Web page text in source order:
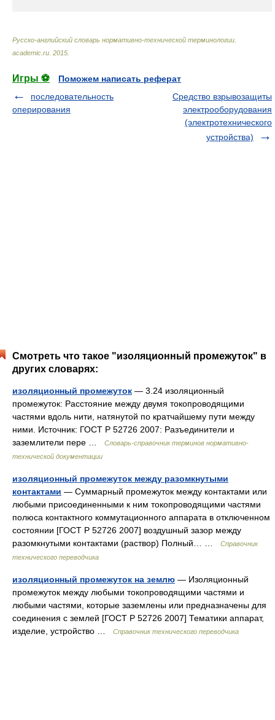
Русско-английский словарь нормативно-технической терминологии
academic.ru 2015
Игры ⚽
Поможем написать реферат
последовательность
оперирования
Средство взрывозащиты
электрооборудования
(электротехнического
устройства)
Смотреть что такое "изоляционный промежуток" в
других словарях:
изоляционный промежуток — 3.24 изоляционный
промежуток: Расстояние между двумя токопроводящими
частями вдоль нити, натянутой по кратчайшему пути между
ними. Источник: ГОСТ Р 52726 2007: Разъединители и
заземлители пере …
Словарь-справочник терминов нормативно-
технической документации
изоляционный промежуток между разомкнутыми
контактами — Суммарный промежуток между контактами или
любыми присоединенными к ним токопроводящими частями
полюса контактного коммутационного аппарата в отключенном
состоянии [ГОСТ Р 52726 2007] воздушный зазор между
разомкнутыми контактами (раствор) Полный… …
Справочник
технического переводчика
изоляционный промежуток на землю — Изоляционный
промежуток между любыми токопроводящими частями и
любыми частями, которые заземлены или предназначены для
соединения с землей [ГОСТ Р 52726 2007] Тематики аппарат,
изделие, устройство …
Справочник технического переводчика